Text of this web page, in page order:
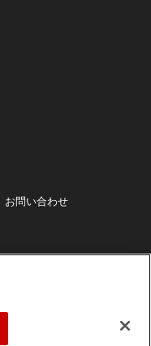
お問い合わせ